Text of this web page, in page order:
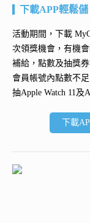
下載APP輕鬆
活動期間，下載
次領獎機會，有機
補給，點數及抽獎
會員帳號內點數不
抽Apple Watch 11
下載